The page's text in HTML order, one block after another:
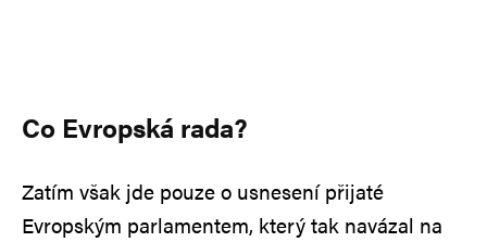
Co Evropská rada?
Zatím však jde pouze o usnesení přijaté
Evropským parlamentem, který tak navázal na